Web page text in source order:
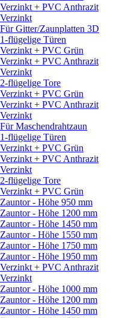
Verzinkt + PVC Anthrazit
Verzinkt
Für Gitter/Zaunplatten 3D
1-flügelige Türen
Verzinkt + PVC Grün
Verzinkt + PVC Anthrazit
Verzinkt
2-flügelige Tore
Verzinkt + PVC Grün
Verzinkt + PVC Anthrazit
Verzinkt
Für Maschendrahtzaun
1-flügelige Türen
Verzinkt + PVC Grün
Verzinkt + PVC Anthrazit
Verzinkt
2-flügelige Tore
Verzinkt + PVC Grün
Zauntor - Höhe 950 mm
Zauntor - Höhe 1200 mm
Zauntor - Höhe 1450 mm
Zauntor - Höhe 1550 mm
Zauntor - Höhe 1750 mm
Zauntor - Höhe 1950 mm
Verzinkt + PVC Anthrazit
Verzinkt
Zauntor - Höhe 1000 mm
Zauntor - Höhe 1200 mm
Zauntor - Höhe 1450 mm